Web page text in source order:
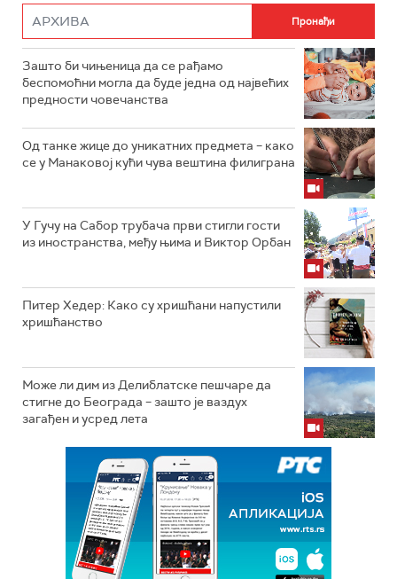
Зашто би чињеница да се рађамо
беспомоћни могла да буде једна од највећих
предности човечанства
Од танке жице до уникатних предмета – како
се у Манаковој кући чува вештина филиграна
У Гучу на Сабор трубача први стигли гости
из иностранства, међу њима и Виктор Орбан
Питер Хедер: Како су хришћани напустили
хришћанство
Може ли дим из Делиблатске пешчаре да
стигне до Београда – зашто је ваздух
загађен и усред лета